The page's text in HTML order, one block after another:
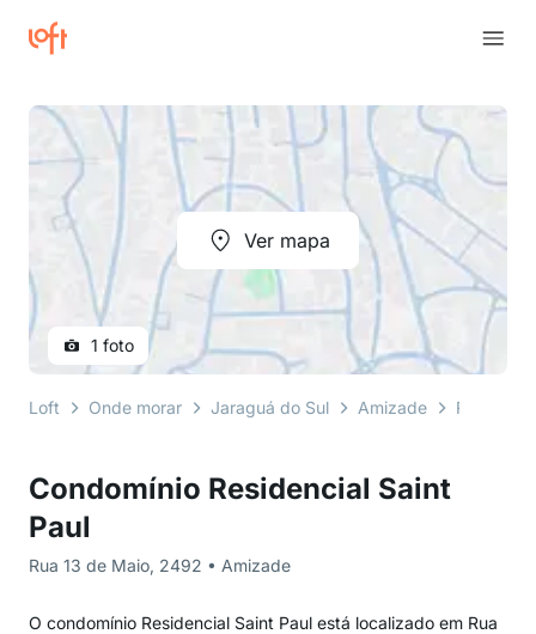
Condomínio Residencial Saint
Paul
Rua 13 de Maio, 2492 • Amizade
O condomínio Residencial Saint Paul está localizado em Rua
Ver mapa
1 foto
Loft Onde morar Jaraguá do Sul Amizade Rua 13